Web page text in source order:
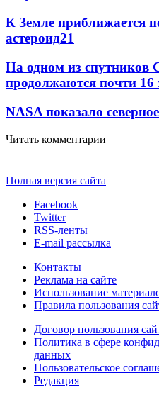
К Земле приближается
астероид21
На одном из спутников
продолжаются почти 16
NASA показало
Читать комментарии
Полная версия сайта
Facebook
Twitter
RSS-ленты
E-mail рассылка
Контакты
Реклама на сайте
Использование
Правила пользования
Договор пользования
Политика в сфере
данных
Пользовательское
Редакция